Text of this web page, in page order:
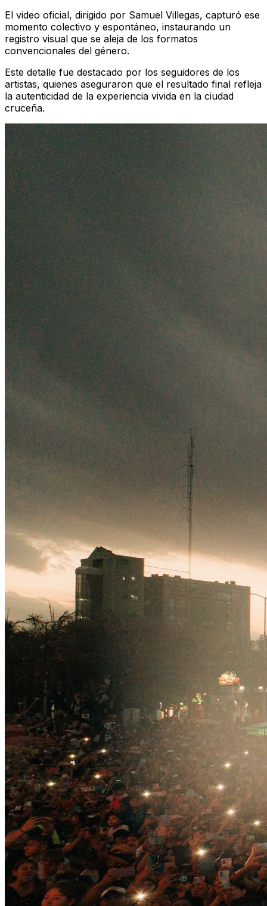
El video oficial, dirigido por Samuel Villegas, capturó ese
momento colectivo y espontáneo, instaurando un
registro visual que se aleja de los formatos
convencionales del género.
Este detalle fue destacado por los seguidores de los
artistas, quienes aseguraron que el resultado final refleja
la autenticidad de la experiencia vivida en la ciudad
cruceña.